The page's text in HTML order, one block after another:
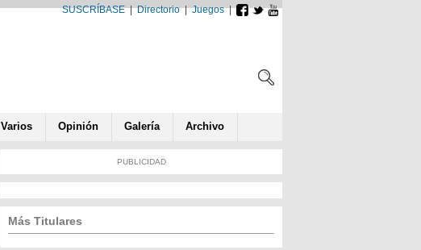
SUSCRÍBASE|Directorio|Juegos|
Varios Opinión Galería Archivo
PUBLICIDAD
Más Titulares